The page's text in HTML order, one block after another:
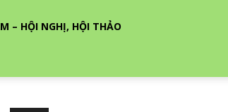
– HỘI NGHỊ, HỘI THẢO